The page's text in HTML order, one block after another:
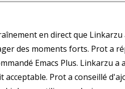
en direct que
des moments forts. Prot a
Emacs Plus. Linkarzu
acceptable. Prot a conseillé